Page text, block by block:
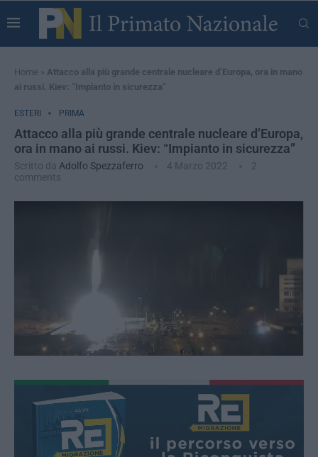
Home » Attacco alla più grande centrale nucleare d’Europa, ora in mano
ai russi. Kiev: “Impianto in sicurezza”
ESTERI PRIMA
Attacco alla più grande centrale nucleare d’Europa,
ora in mano ai russi. Kiev: “Impianto in sicurezza”
Scritto da Adolfo Spezzaferro 4 Marzo 2022
2
comments